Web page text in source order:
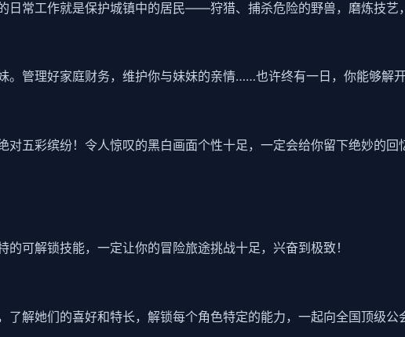
日常工作就是保护城镇中的居民——狩猎、捕杀危险的野兽，磨炼技艺
。管理好家庭财务，维护你与妹妹的亲情……也许终有一日，你能够解开
对五彩缤纷！令人惊叹的黑白画面个性十足，一定会给你留下绝妙的回
可解锁技能，一定让你的冒险旅途挑战十足，兴奋到极致！
解她们的喜好和特长，解锁每个角色特定的能力，一起向全国顶级公